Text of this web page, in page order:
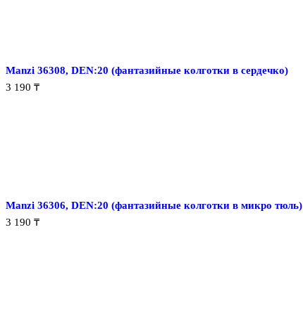
Manzi 36308, DEN:20 (фантазийные колготки в сердечко)
3 190 ₸
Manzi 36306, DEN:20 (фантазийные колготки в микро тюль)
3 190 ₸